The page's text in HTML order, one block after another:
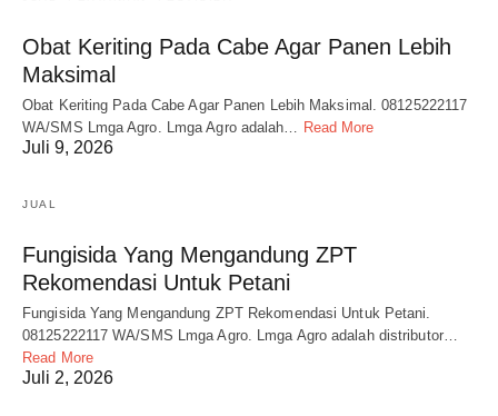
Obat Keriting Pada Cabe Agar Panen Lebih
Maksimal
Obat Keriting Pada Cabe Agar Panen Lebih Maksimal. 08125222117
WA/SMS Lmga Agro. Lmga Agro adalah…
Read More
Juli 9, 2026
JUAL
Fungisida Yang Mengandung ZPT
Rekomendasi Untuk Petani
Fungisida Yang Mengandung ZPT Rekomendasi Untuk Petani.
08125222117 WA/SMS Lmga Agro. Lmga Agro adalah distributor…
Read More
Juli 2, 2026